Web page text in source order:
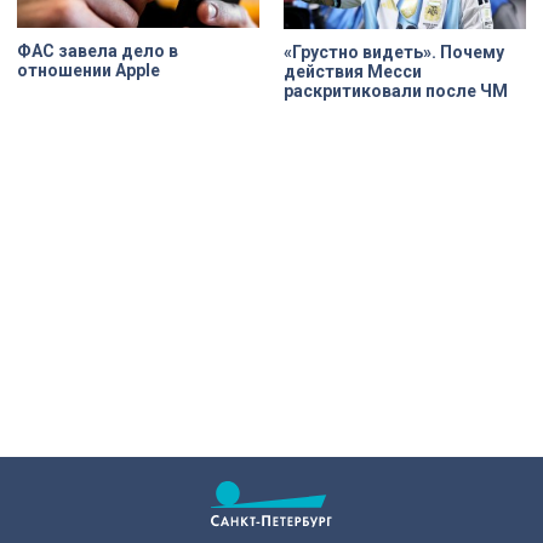
ФАС завела дело в
отношении Apple
«Грустно видеть». Почему
действия Месси
раскритиковали после ЧМ